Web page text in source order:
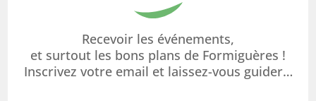
Recevoir les événements,
et surtout les bons plans de Formiguères !
Inscrivez votre email et laissez-vous guider…